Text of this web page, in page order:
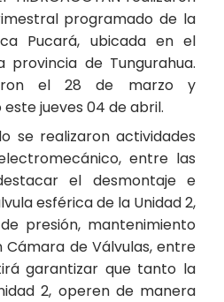
programado de la
Pucará, ubicada en el
de Tungurahua.
el 28 de marzo y
jueves 04 de abril.
se realizaron actividades
entre las
el desmontaje e
esférica de la Unidad 2,
presión, mantenimiento
Cámara de Válvulas, entre
garantizar que tanto la
2, operen de manera